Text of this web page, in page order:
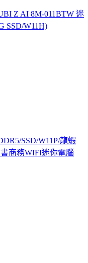
Z AI 8M-011BTW 迷
SSD/W11H)
SSD/W11P/龍蝦
商務WIFI迷你電腦